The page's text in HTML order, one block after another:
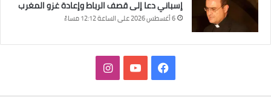
إسباني دعا إلى قصف الرباط وإعادة غزو المغرب
6 أغسطس 2026 على الساعة 12:12 مساءً
فيسبوك‫YouTubeانستقرام